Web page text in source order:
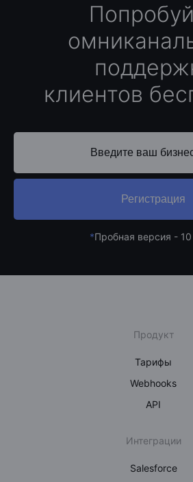
клиентов
Регистрация
*Пробная версия -
Продукт
Тарифы
Webhooks
API
Интеграции
Salesforce